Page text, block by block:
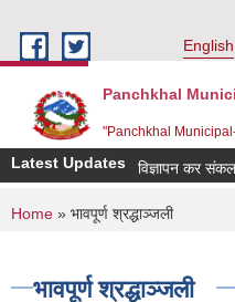
English
Panchkhal
"Panchkhal
Latest Updatesविज्ञापन कर संकलन
You are here
Home » भावपूर्ण श्रद्धाञ्जली
भावपूर्ण श्रद्धाञ्जली